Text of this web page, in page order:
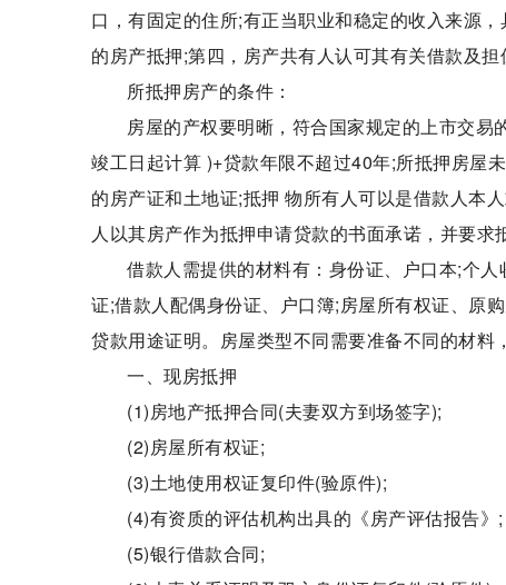
口，有固定的住所;有正当职业和稳定的收入来源
的房产抵押;第四，房产共有人认可其有关借款及担
所抵押房产的条件：
房屋的产权要明晰，符合国家规定的上市交
竣工日起计算 )+贷款年限不超过40年;所抵押房屋
的房产证和土地证;抵押 物所有人可以是借款人本
人以其房产作为抵押申请贷款的书面承诺，并要
借款人需提供的材料有：身份证、户口本;个
证;借款人配偶身份证、户口簿;房屋所有权证、原
贷款用途证明。房屋类型不同需要准备不同的材料
一、现房抵押
(1)房地产抵押合同(夫妻双方到场签字);
(2)房屋所有权证;
(3)土地使用权证复印件(验原件);
(4)有资质的评估机构出具的《房产评估报告》;
(5)银行借款合同;